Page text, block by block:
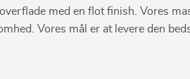
med en flot finish. Vores
Vores mål er at levere den